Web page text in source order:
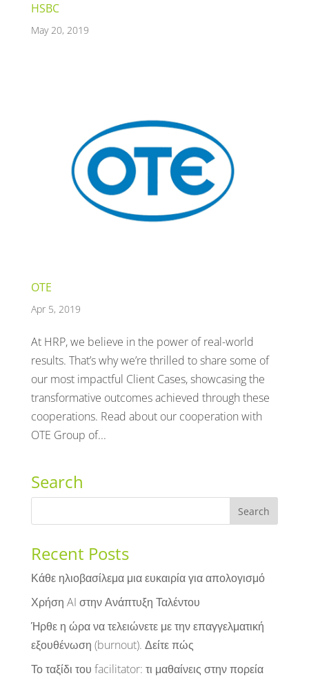
HSBC
May 20, 2019
OTE
Apr 5, 2019
At HRP, we believe in the power of real-world
results. That’s why we’re thrilled to share some of
our most impactful Client Cases, showcasing the
transformative outcomes achieved through these
cooperations. Read about our cooperation with
OTE Group of...
Search
Recent Posts
Κάθε ηλιοβασίλεμα μια ευκαιρία για απολογισμό
Χρήση AI στην Ανάπτυξη Ταλέντου
Ήρθε η ώρα να τελειώνετε με την επαγγελματική
εξουθένωση (burnout). Δείτε πώς
Το ταξίδι του facilitator: τι μαθαίνεις στην πορεία